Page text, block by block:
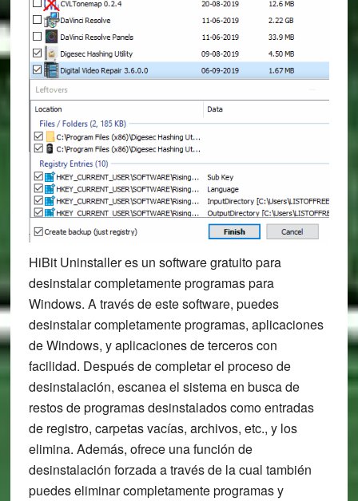
HiBit Uninstaller es un software gratuito para
desinstalar completamente programas para
Windows. A través de este software, puedes
desinstalar completamente programas, aplicaciones
de Windows, y aplicaciones de terceros con
facilidad. Después de completar el proceso de
desinstalación, escanea el sistema en busca de
restos de programas desinstalados como entradas
de registro, carpetas vacías, archivos, etc., y los
elimina. Además, ofrece una función de
desinstalación forzada a través de la cual también
puedes eliminar completamente programas y